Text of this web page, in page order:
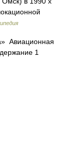
Авиационная
1